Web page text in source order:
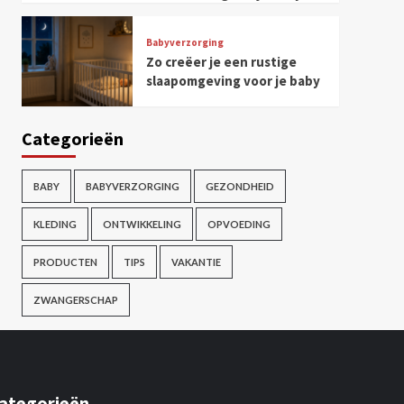
Babyverzorging
Zo creëer je een rustige
slaapomgeving voor je baby
Categorieën
BABY BABYVERZORGING GEZONDHEID
KLEDING ONTWIKKELING OPVOEDING
PRODUCTEN TIPS VAKANTIE
ZWANGERSCHAP